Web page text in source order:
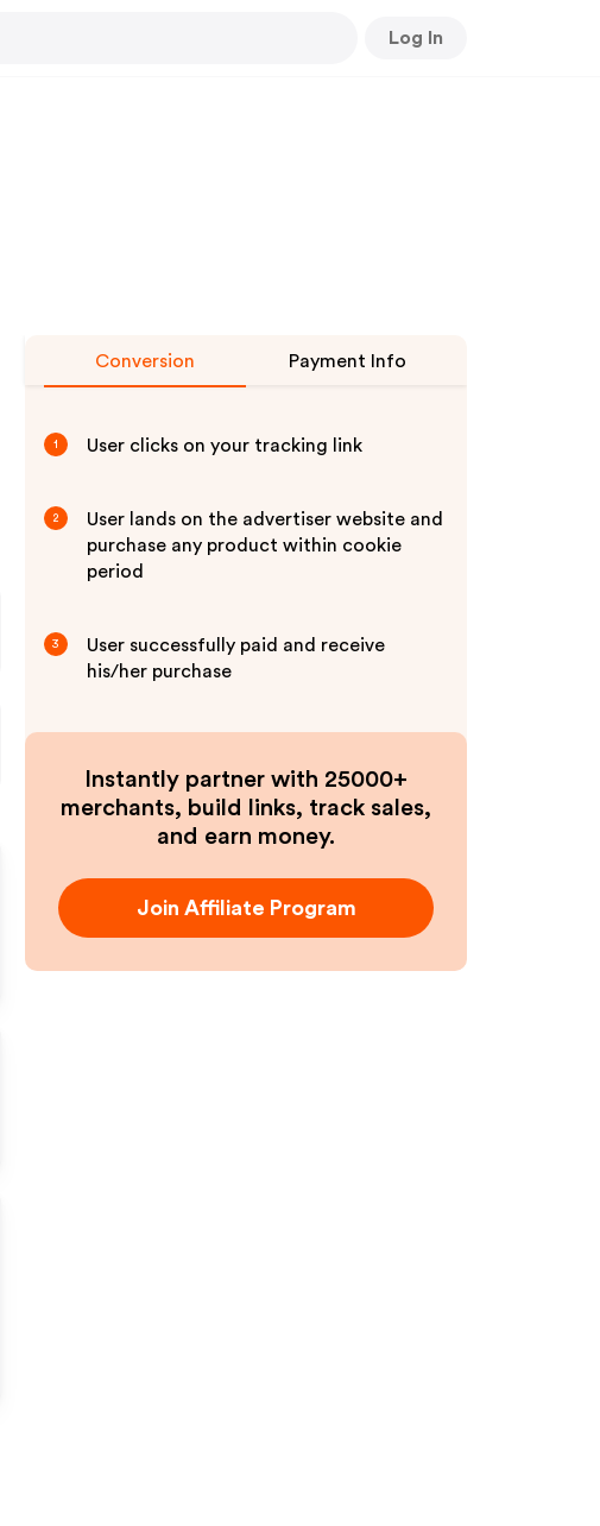
Log In
Conversion Payment Info
1 User clicks on your tracking link
2
User lands on the advertiser website and
purchase any product within cookie
period
3
User successfully paid and receive
his/her purchase
Instantly partner with 25000+
merchants, build links, track sales,
and earn money.
Join Affiliate Program